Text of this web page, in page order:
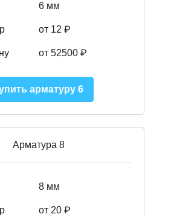
6 мм
от 12 ₽
от 52500 ₽
арматуру 6
Арматура 8
8 мм
от 20 ₽